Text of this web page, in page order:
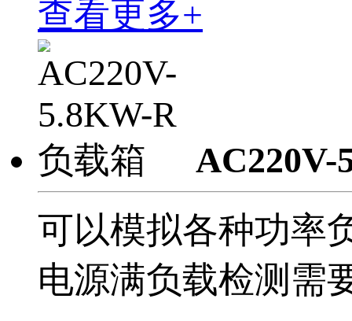
查看更多+
可以模拟各种功率
电源满负载检测需